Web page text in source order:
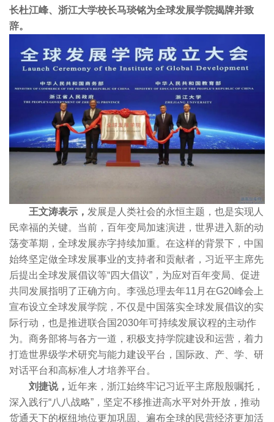
长杜江峰、浙江大学校长马琰铭为全球发展学院揭牌并致
辞。
王文涛表示， 发展是人类社会的永恒主题，也是实现人
民幸福的关键。当前，百年变局加速演进，世界进入新的动
荡变革期，全球发展赤字持续加重。在这样的背景下，中国
始终坚定做全球发展事业的支持者和贡献者，习近平主席先
后提出全球发展倡议等“四大倡议”，为应对百年变局、促进
共同发展指明了正确方向。李强总理去年11月在G20峰会上
宣布设立全球发展学院，不仅是中国落实全球发展倡议的实
际行动，也是推进联合国2030年可持续发展议程的主动作
为。商务部将与各方一道，积极支持学院建设和运营，着力
打造世界级学术研究与能力建设平台，国际政、产、学、研
对话平台和高标准人才培养平台。
刘捷说， 近年来，浙江始终牢记习近平主席殷殷嘱托，
深入践行“八八战略”，坚定不移推进高水平对外开放，推动
货通天下的枢纽地位更加巩固、遍布全球的民营经济更加活